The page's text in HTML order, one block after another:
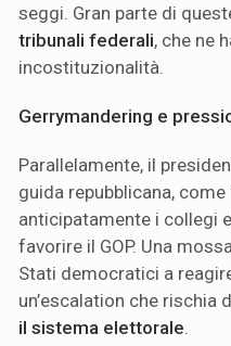
seggi. Gran parte di
tribunali federali, che ne
incostituzionalità.
Gerrymandering e
Parallelamente, il
guida repubblicana, come
anticipatamente i collegi
favorire il GOP. Una
Stati democratici a
un’escalation che rischia
il sistema elettorale